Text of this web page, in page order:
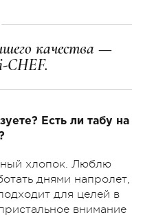
качества —
i-CHEF.
Есть ли табу на
хлопок. Люблю
днями напролет,
для целей в
внимание